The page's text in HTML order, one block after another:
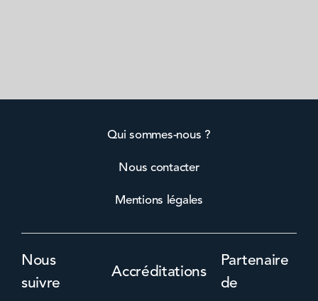
Qui sommes-nous ?
Nous contacter
Mentions légales
Nous
suivre
Accréditations
Partenaire
de